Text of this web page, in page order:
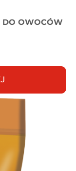
DO OWOCÓW